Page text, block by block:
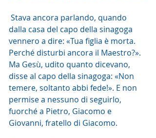
Stava ancora parlando, quando
dalla casa del capo della sinagoga
vennero a dire: «Tua figlia è morta.
Perché disturbi ancora il Maestro?».
Ma Gesù, udito quanto dicevano,
disse al capo della sinagoga: «Non
temere, soltanto abbi fede!». E non
permise a nessuno di seguirlo,
fuorché a Pietro, Giacomo e
Giovanni, fratello di Giacomo.